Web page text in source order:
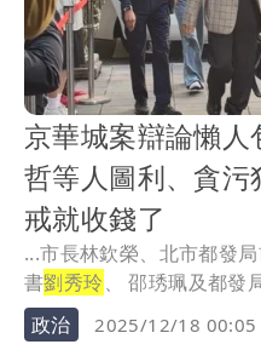
京華城案辯論懶
哲等人圖利、貪
戒就收錢了
...市長林欽榮、北市都發
書劉秀玲、 邵琇珮及都發
顏...
政治 2025/12/18 00:05